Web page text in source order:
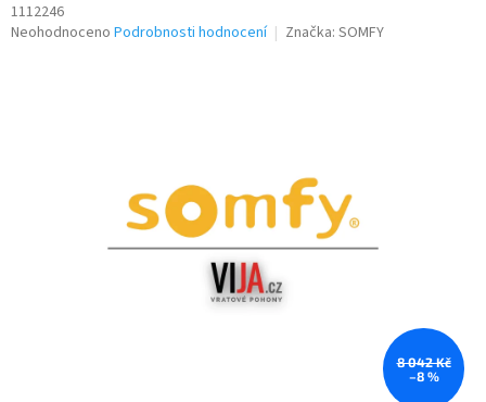
1112246
Průměrné
Neohodnoceno Podrobnosti hodnocení Značka: SOMFY
8 042 Kč
–8 %